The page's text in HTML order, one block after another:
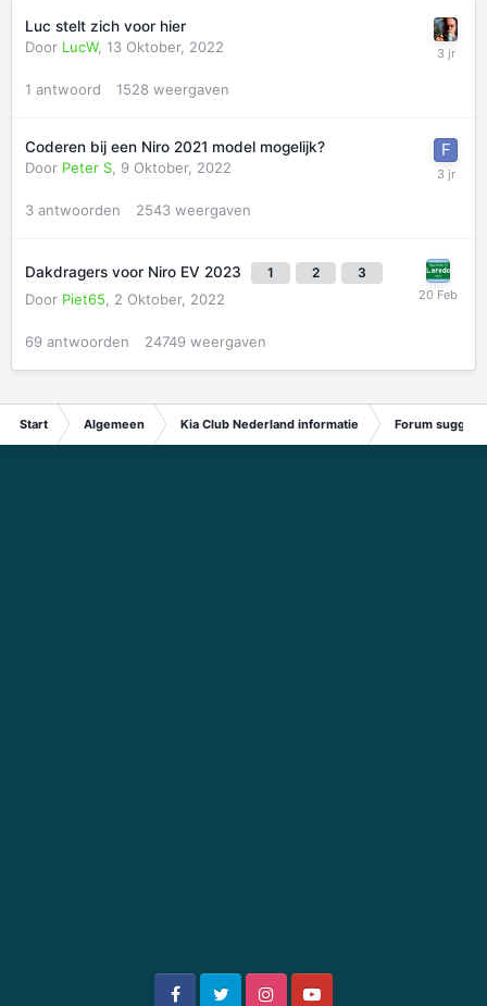
Luc stelt zich voor hier
Door LucW, 13 Oktober, 2022
1 antwoord 1528 weergaven
Coderen bij een Niro 2021 model mogelijk?
Door Peter S 9 Oktober, 2022
3 antwoorden 2543 weergaven
Dakdragers voor Niro EV 2023 1 2 3
Door Piet65 2 Oktober, 2022
69 antwoorden 24749 weergaven
Start Algemeen Kia Club Nederland informatie Forum